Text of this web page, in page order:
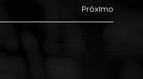
Próximo